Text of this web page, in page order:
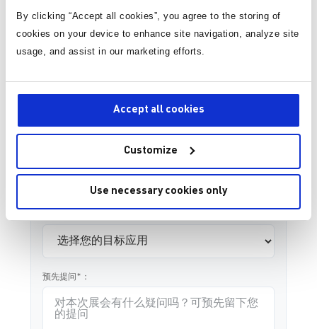
By clicking “Accept all cookies”, you agree to the storing of
cookies on your device to enhance site navigation, analyze site
usage, and assist in our marketing efforts.
Accept all cookies
Customize
Use necessary cookies only
预先提问*：